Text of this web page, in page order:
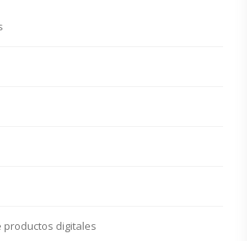
productos digitales